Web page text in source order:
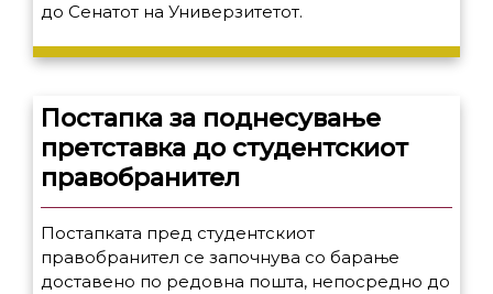
до Сенатот на Универзитетот.
Постапка за поднесување
претставка до студентскиот
правобранител
Постапката пред студентскиот
правобранител се започнува со барање
доставено по редовна пошта, непосредно до